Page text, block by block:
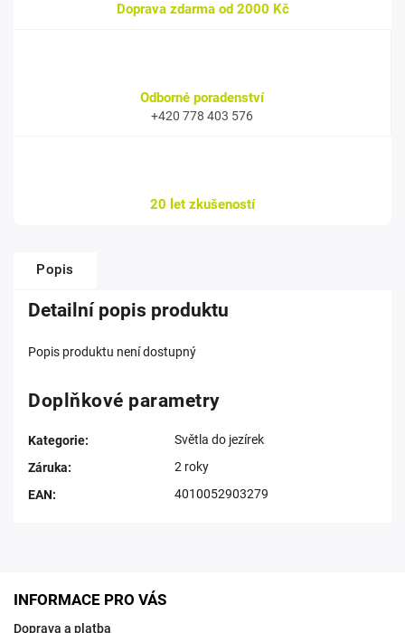
Doprava zdarma od 2000 Kč
Odborné poradenství
+420 778 403 576
20 let zkušeností
Popis
Detailní popis produktu
Popis produktu není dostupný
Doplňkové parametry
Kategorie:
Světla do jezírek
Záruka:
2 roky
EAN: 4010052903279
INFORMACE PRO VÁS
Doprava a platba